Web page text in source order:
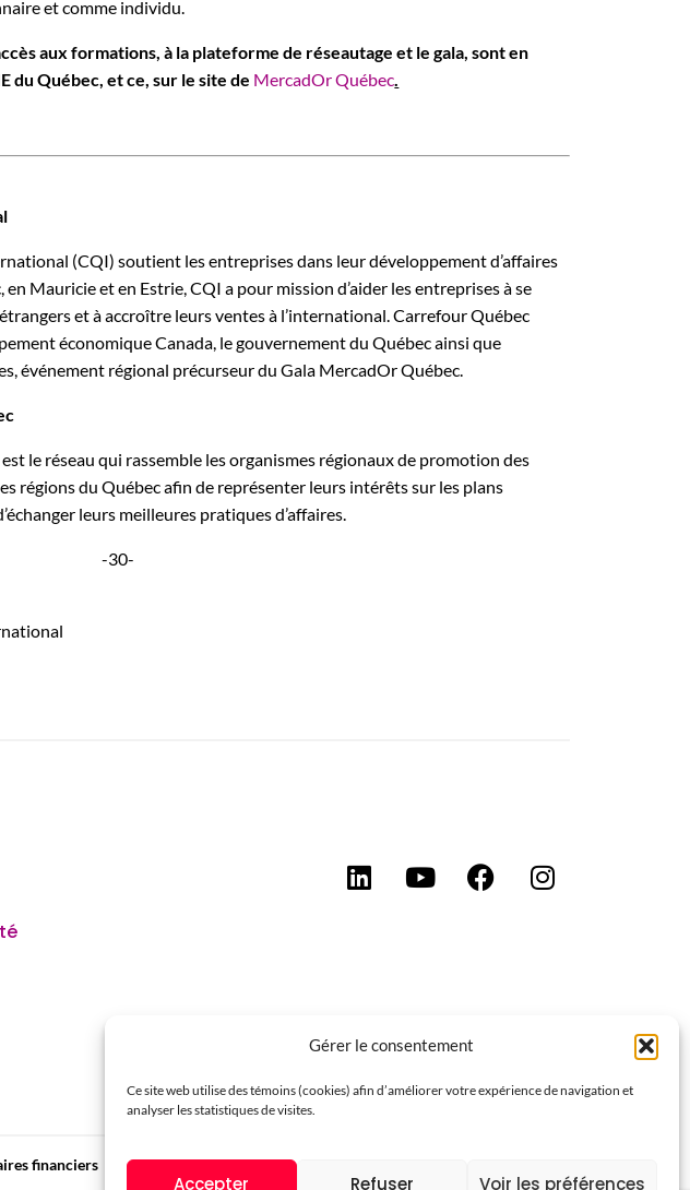
Gérer le consentement
Ce site web utilise des témoins (cookies) afin d’améliorer votre expérience de navigation et
analyser les statistiques de visites.
Accepter Refuser Voir les préférences
et comme individu.
aux formations, à la plateforme de réseautage et le gala, sont en
du Québec, et ce, sur le site de MercadOr Québec.
(CQI) soutient les entreprises dans leur développement d’affaires
Mauricie et en Estrie, CQI a pour mission d’aider les entreprises à se
et à accroître leurs ventes à l’international. Carrefour Québec
économique Canada, le gouvernement du Québec ainsi que
événement régional précurseur du Gala MercadOr Québec.
le réseau qui rassemble les organismes régionaux de promotion des
régions du Québec afin de représenter leurs intérêts sur les plans
leurs meilleures pratiques d’affaires.
-30-
financiers